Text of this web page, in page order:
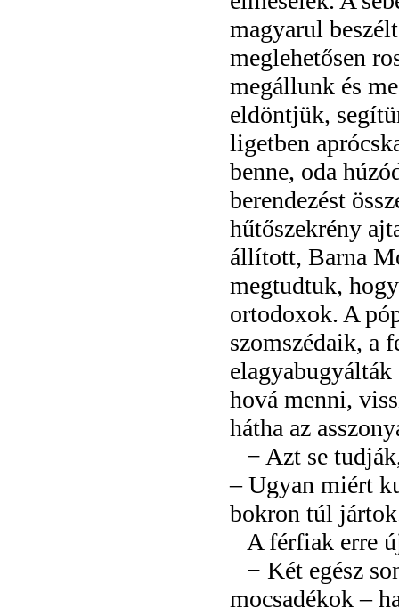
magyarul
meglehetősen
megállunk és
eldöntjük,
ligetben
benne, oda
berendezést
hűtőszekrény
állított, Barna
megtudtuk,
ortodoxok. A
szomszédaik, a
hová menni,
hátha az
− Azt se
– Ugyan miért
bokron túl
A férfiak erre
− Két egész
mocsadékok –